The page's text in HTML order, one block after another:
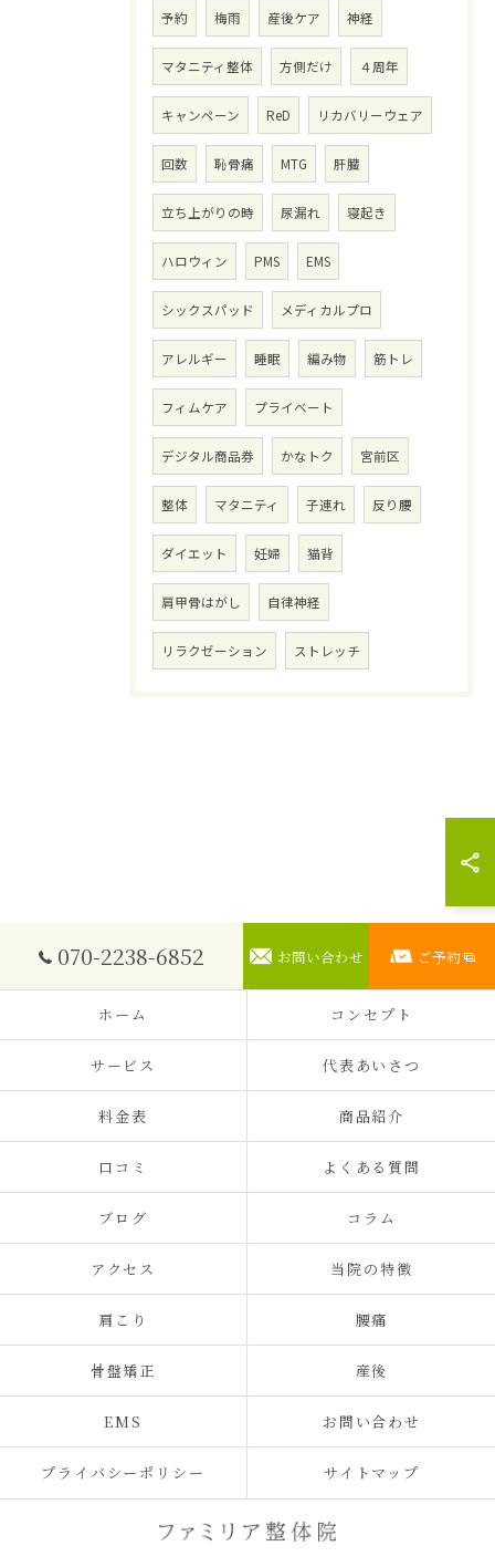
予約 梅雨 産後ケア 神経
マタニティ整体 方側だけ ４周年
キャンペーン ReD リカバリーウェア
回数 恥骨痛 MTG 肝臓
立ち上がりの時 尿漏れ 寝起き
ハロウィン PMS EMS
シックスパッド メディカルプロ
アレルギー 睡眠 編み物 筋トレ
フィムケア プライベート
デジタル商品券 かなトク 宮前区
整体 マタニティ 子連れ 反り腰
ダイエット 妊婦 猫背
肩甲骨はがし 自律神経
リラクゼーション ストレッチ
070-2238-6852 お問い合わせ ご予約
ホーム コンセプト
サービス 代表あいさつ
料金表 商品紹介
口コミ よくある質問
ブログ コラム
アクセス 当院の特徴
肩こり 腰痛
骨盤矯正 産後
EMS お問い合わせ
プライバシーポリシー サイトマップ